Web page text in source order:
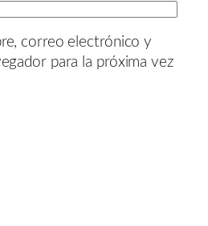
correo electrónico y
para la próxima vez